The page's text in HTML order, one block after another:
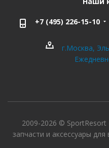
+7 (495) 226-15-10
г.Москва,
2009-2026 ©
запчасти и аксессуары